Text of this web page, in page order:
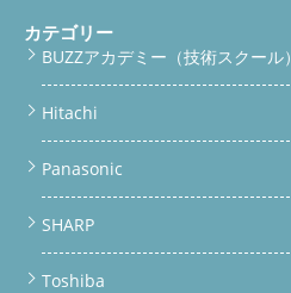
カテゴリー
BUZZアカデミー（技術スクール）
Hitachi
Panasonic
SHARP
Toshiba